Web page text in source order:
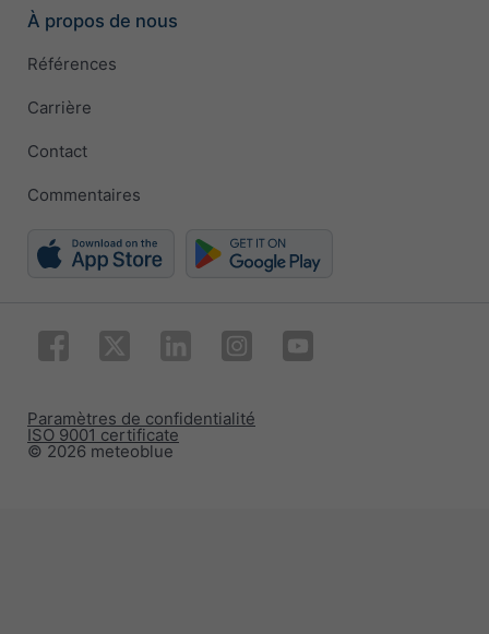
À propos de nous
Références
Carrière
Contact
Commentaires
© 2026 meteoblue
ISO 9001 certificate
Paramètres de confidentialité